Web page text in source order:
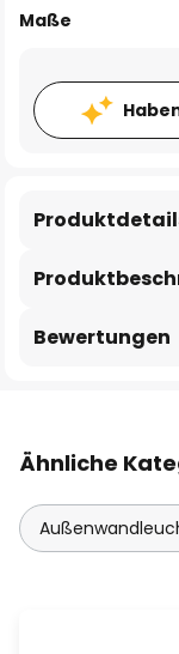
Maße
Bewertungen
Ähnliche